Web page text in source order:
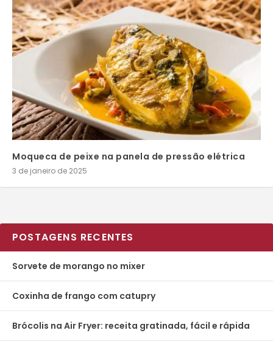
Moqueca de peixe na panela de pressão elétrica
3 de janeiro de 2025
POSTAGENS RECENTES
Sorvete de morango no mixer
Coxinha de frango com catupry
Brócolis na Air Fryer: receita gratinada, fácil e rápida